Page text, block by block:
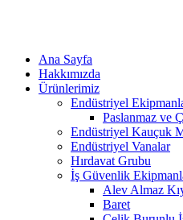
Ana Sayfa
Hakkımızda
Ürünlerimiz
Endüstriyel
Paslanmaz ve
Endüstriyel Kauçuk
Endüstriyel Vanalar
Hırdavat Grubu
İş Güvenlik
Alev Almaz
Baret